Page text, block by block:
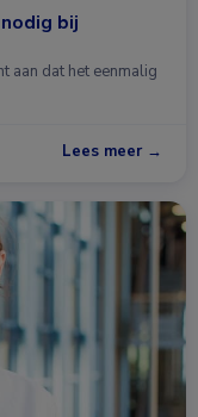
bij
aan dat het eenmalig
Lees meer →